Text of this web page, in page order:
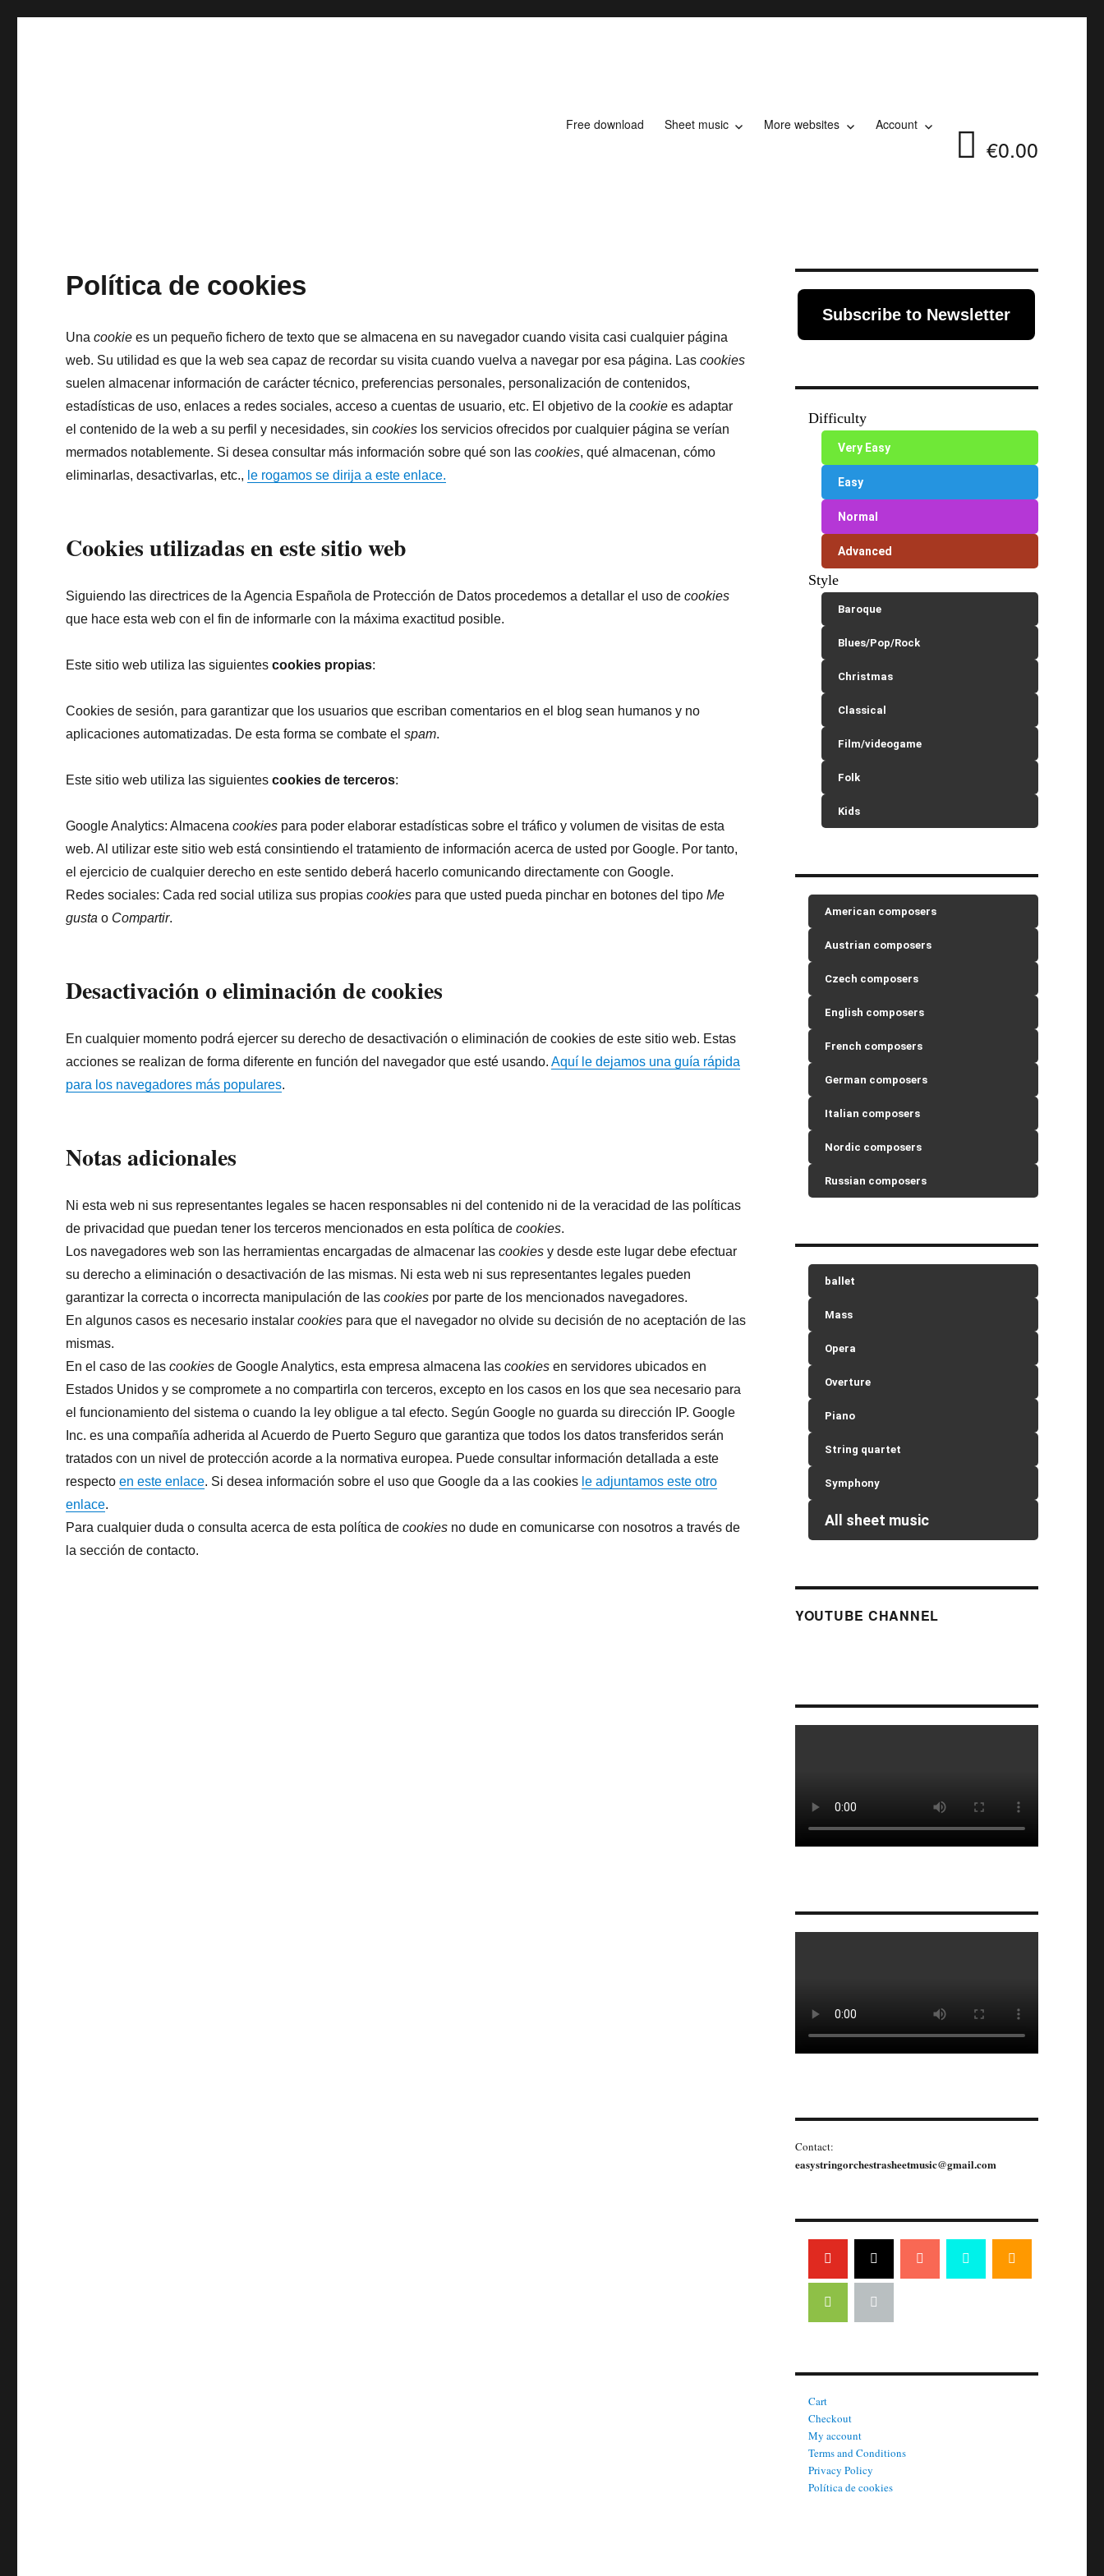
Free download Sheet music More websites Account
€0.00
Política de cookies
Unacookie es un pequeño fichero de texto que se almacena en su navegador cuando visita casi cualquier página
web. Su utilidad es que la web sea capaz de recordar su visita cuando vuelva a navegar por esa página. Lascookies
suelen almacenar información de carácter técnico, preferencias personales, personalización de contenidos,
estadísticas de uso, enlaces a redes sociales, acceso a cuentas de usuario, etc. El objetivo de lacookie es adaptar
el contenido de la web a su perfil y necesidades, sincookies los servicios ofrecidos por cualquier página se verían
mermados notablemente. Si desea consultar más información sobre qué son lascookies, qué almacenan, cómo
eliminarlas, desactivarlas, etc., le rogamos se dirija a este enlace.
Cookies utilizadas en este sitio web
Siguiendo las directrices de la Agencia Española de Protección de Datos procedemos a detallar el uso decookies
que hace esta web con el fin de informarle con la máxima exactitud posible.
Este sitio web utiliza las siguientescookies propias:
Cookies de sesión, para garantizar que los usuarios que escriban comentarios en el blog sean humanos y no
aplicaciones automatizadas. De esta forma se combate elspam.
Este sitio web utiliza las siguientescookies de terceros:
Google Analytics: Almacenacookies para poder elaborar estadísticas sobre el tráfico y volumen de visitas de esta
web. Al utilizar este sitio web está consintiendo el tratamiento de información acerca de usted por Google. Por tanto,
el ejercicio de cualquier derecho en este sentido deberá hacerlo comunicando directamente con Google.
Redes sociales: Cada red social utiliza sus propiascookies para que usted pueda pinchar en botones del tipoMe
gusta o Compartir.
Desactivación o eliminación de cookies
En cualquier momento podrá ejercer su derecho de desactivación o eliminación de cookies de este sitio web. Estas
acciones se realizan de forma diferente en función del navegador que esté usando.Aquí le dejamos una guía rápida
para los navegadores más populares.
Notas adicionales
Ni esta web ni sus representantes legales se hacen responsables ni del contenido ni de la veracidad de las políticas
de privacidad que puedan tener los terceros mencionados en esta política decookies.
Los navegadores web son las herramientas encargadas de almacenar lascookies y desde este lugar debe efectuar
su derecho a eliminación o desactivación de las mismas. Ni esta web ni sus representantes legales pueden
garantizar la correcta o incorrecta manipulación de lascookies por parte de los mencionados navegadores.
En algunos casos es necesario instalarcookies para que el navegador no olvide su decisión de no aceptación de las
mismas.
En el caso de lascookies de Google Analytics, esta empresa almacena lascookies en servidores ubicados en
Estados Unidos y se compromete a no compartirla con terceros, excepto en los casos en los que sea necesario para
el funcionamiento del sistema o cuando la ley obligue a tal efecto. Según Google no guarda su dirección IP. Google
Inc. es una compañía adherida al Acuerdo de Puerto Seguro que garantiza que todos los datos transferidos serán
tratados con un nivel de protección acorde a la normativa europea. Puede consultar información detallada a este
respectoen este enlace. Si desea información sobre el uso que Google da a las cookies le adjuntamos este otro
enlace.
Para cualquier duda o consulta acerca de esta política decookies no dude en comunicarse con nosotros a través de
la sección de contacto.
Subscribe to Newsletter
Difficulty
Very Easy
Easy
Normal
Advanced
Style
Baroque
Blues/Pop/Rock
Christmas
Classical
Film/videogame
Folk
Kids
American composers
Austrian composers
Czech composers
English composers
French composers
German composers
Italian composers
Nordic composers
Russian composers
ballet
Mass
Opera
Overture
Piano
String quartet
Symphony
All sheet music
YOUTUBE CHANNEL
Contact:
easystringorchestrasheetmusic@gmail.com
Cart
Checkout
My account
Terms and Conditions
Privacy Policy
Política de cookies